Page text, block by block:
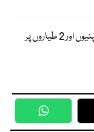
امریکا نے ایران سے منسلک 3 کمپنیوں اور 2 طیاروں پر
WhatsApp